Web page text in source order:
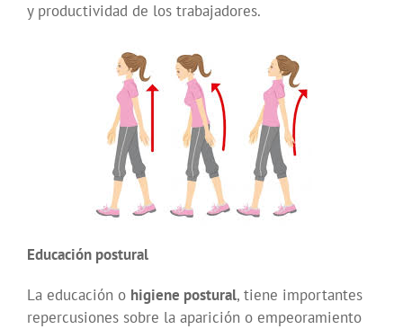
y productividad de los trabajadores.
Educación postural
La educación o higiene postural, tiene importantes
repercusiones sobre la aparición o empeoramiento